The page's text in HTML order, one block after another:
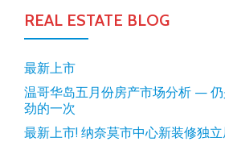
REAL ESTATE BLOG
最新上市
温哥华岛五月份房产市场分析 —
劲的一次
最新上市! 纳奈莫市中心新装修独立